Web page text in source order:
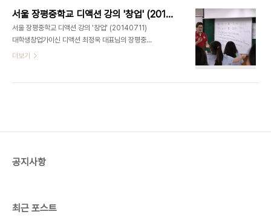
ceo@deliciousaction.com
서울 장평중학교 디액션 강의 '창업' (20140711)
서울 장평중학교 디액션 강의 '창업' (20140711)
대학생창업가이신 디액션 최정욱 대표님의 장평중
진로체험의 날, 직업인 특강 현장입니다. 이번 특강은
더보기
공지사항
최근 포스트